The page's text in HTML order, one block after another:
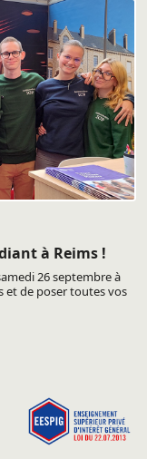
à Reims !
26 septembre à
et de poser toutes vos